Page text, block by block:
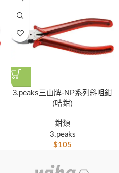
3.peaks三山牌-NP系列斜咀鉗
(咭鉗)
鉗類
3.peaks
$105